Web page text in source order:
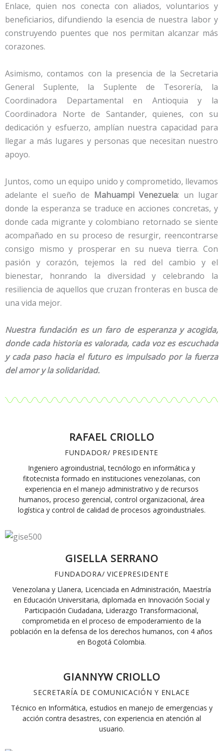
Enlace, quien nos conecta con aliados, voluntarios y
beneficiarios, difundiendo la esencia de nuestra labor y
construyendo puentes que nos permitan alcanzar más
corazones.
Asimismo, contamos con la presencia de la Secretaria
General Suplente, la Suplente de Tesorería, la
Coordinadora Departamental en Antioquia y la
Coordinadora Norte de Santander, quienes, con su
dedicación y esfuerzo, amplían nuestra capacidad para
llegar a más lugares y personas que necesitan nuestro
apoyo.
Juntos, como un equipo unido y comprometido, llevamos
adelante el sueño de Mahuampi Venezuela: un lugar
donde la esperanza se traduce en acciones concretas, y
donde cada migrante y colombiano retornado se siente
acompañado en su proceso de resurgir, reencontrarse
consigo mismo y prosperar en su nueva tierra. Con
pasión y corazón, tejemos la red del cambio y el
bienestar, honrando la diversidad y celebrando la
resiliencia de aquellos que cruzan fronteras en busca de
una vida mejor.
Nuestra fundación es un faro de esperanza y acogida,
donde cada historia es valorada, cada voz es escuchada
y cada paso hacia el futuro es impulsado por la fuerza
del amor y la solidaridad.
RAFAEL CRIOLLO
FUNDADOR/ PRESIDENTE
Ingeniero agroindustrial, tecnólogo en informática y
fitotecnista formado en instituciones venezolanas, con
experiencia en el manejo administrativo y de recursos
humanos, proceso gerencial, control organizacional, área
logística y control de calidad de procesos agroindustriales.
GISELLA SERRANO
FUNDADORA/ VICEPRESIDENTE
Venezolana y Llanera, Licenciada en Administración, Maestría
en Educación Universitaria, diplomada en Innovación Social y
Participación Ciudadana, Liderazgo Transformacional,
comprometida en el proceso de empoderamiento de la
población en la defensa de los derechos humanos, con 4 años
en Bogotá Colombia.
GIANNYW CRIOLLO
SECRETARÍA DE COMUNICACIÓN Y ENLACE
Técnico en Informática, estudios en manejo de emergencias y
acción contra desastres, con experiencia en atención al
usuario.